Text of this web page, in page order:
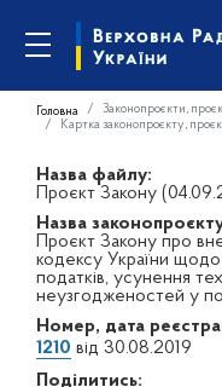
Головна Законопроєкти,
Картка законопроєкту,
Назва файлу:
Проєкт Закону
Назва
Проєкт Закону про
кодексу України щодо
податків, усунення
неузгодженостей у
Номер, дата
1210 від 30.08.2019
Поділитись: